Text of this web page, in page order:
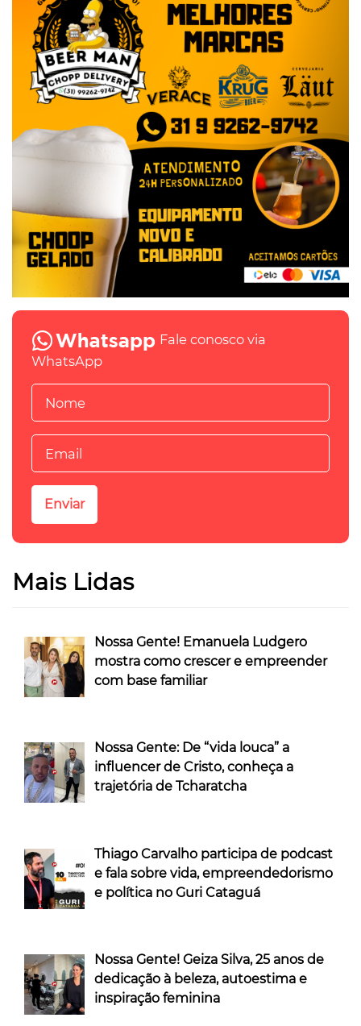
Fale conosco via
WhatsApp
Mais Lidas
Nossa Gente! Emanuela Ludgero
mostra como crescer e empreender
com base familiar
Nossa Gente: De “vida louca” a
influencer de Cristo, conheça a
trajetória de Tcharatcha
Thiago Carvalho participa de podcast
e fala sobre vida, empreendedorismo
e política no Guri Cataguá
Nossa Gente! Geiza Silva, 25 anos de
dedicação à beleza, autoestima e
inspiração feminina